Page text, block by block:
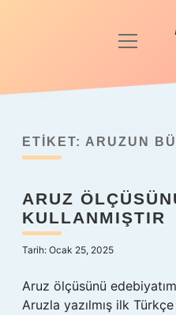
Anasayfa
Politikası
Hakkımızda
menüyü
ETIKET: ARUZUN
ARUZ
KULLANMIŞTIR
Tarih: Ocak 25, 2025
Aruz ölçüsünü
Aruzla yazılmış ilk